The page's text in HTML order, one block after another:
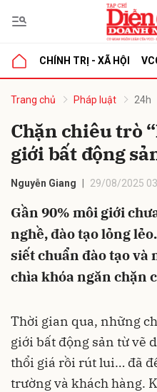
CHÍNH TRỊ - XÃ HỘI
Trang chủ Pháp luật 24h
Chặn chiêu trò
giới bất động
Nguyễn Giang 29/08/2025
Gần 90% môi giới
nghề, đào tạo lỏng
siết chuẩn đào tạo và
chìa khóa ngăn chặn
Thời gian qua, những
giới bất động sản từ vẽ
thổi giá rồi rút lui… đã
trường và khách hàng.
luận